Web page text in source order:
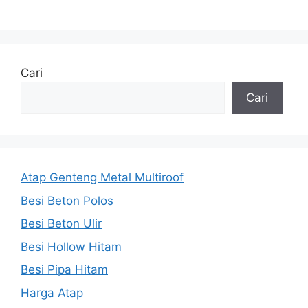
Cari
Cari
Atap Genteng Metal Multiroof
Besi Beton Polos
Besi Beton Ulir
Besi Hollow Hitam
Besi Pipa Hitam
Harga Atap